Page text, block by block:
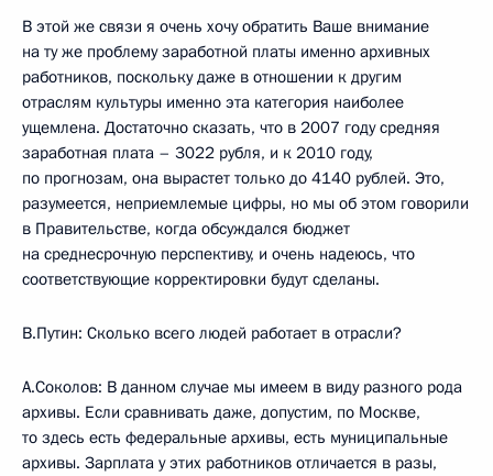
В этой же связи я очень хочу обратить Ваше внимание
на ту же проблему заработной платы именно архивных
работников, поскольку даже в отношении к другим
отраслям культуры именно эта категория наиболее
ущемлена. Достаточно сказать, что в 2007 году средняя
заработная плата – 3022 рубля, и к 2010 году,
по прогнозам, она вырастет только до 4140 рублей. Это,
разумеется, неприемлемые цифры, но мы об этом говорили
в Правительстве, когда обсуждался бюджет
на среднесрочную перспективу, и очень надеюсь, что
соответствующие корректировки будут сделаны.
В.Путин: Сколько всего людей работает в отрасли?
А.Соколов: В данном случае мы имеем в виду разного рода
архивы. Если сравнивать даже, допустим, по Москве,
то здесь есть федеральные архивы, есть муниципальные
архивы. Зарплата у этих работников отличается в разы,